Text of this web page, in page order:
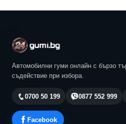
Автомобилни гуми онлайн с бързо
съдействие при избора.
0700 50 199 0877 552 999
Facebook